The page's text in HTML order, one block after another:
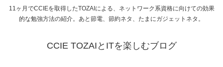
11ヶ月でCCIEを取得したTOZAIによる、ネットワーク系資格に向けての効果
的な勉強方法の紹介。あと節電、節約ネタ、たまにガジェットネタ。
CCIE TOZAIとITを楽しむブログ